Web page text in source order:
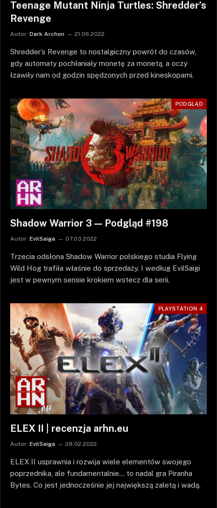
Teenage Mutant Ninja Turtles: Shredder’s
Revenge
Autor: Dark Archon 21.06.2022
Shredder’s Revenge to nostalgiczny powrót do czasów,
gdy automaty pochłaniały monetę za monetą, a oczy
łzawiły nam od godzin spędzonych przed kineskopami.
PODGLĄD
Shadow Warrior 3 — Podgląd #198
Autor: EvilSaiga 07.03.2022
Trzecia odsłona Shadow Warrior polskiego studia Flying
Wild Hog trafiła właśnie do sprzedaży. I według EvilSaigi
jest w pewnym sensie krokiem wstecz dla serii.
PLAYSTATION 4
ELEX II | recenzja arhn.eu
Autor: EvilSaiga 28.02.2022
ELEX II usprawnia i rozwija wiele elementów swojego
poprzednika, ale fundamentalnie… to nadal gra Piranha
Bytes. Co jest jednocześnie jej największą zaletą i wadą.